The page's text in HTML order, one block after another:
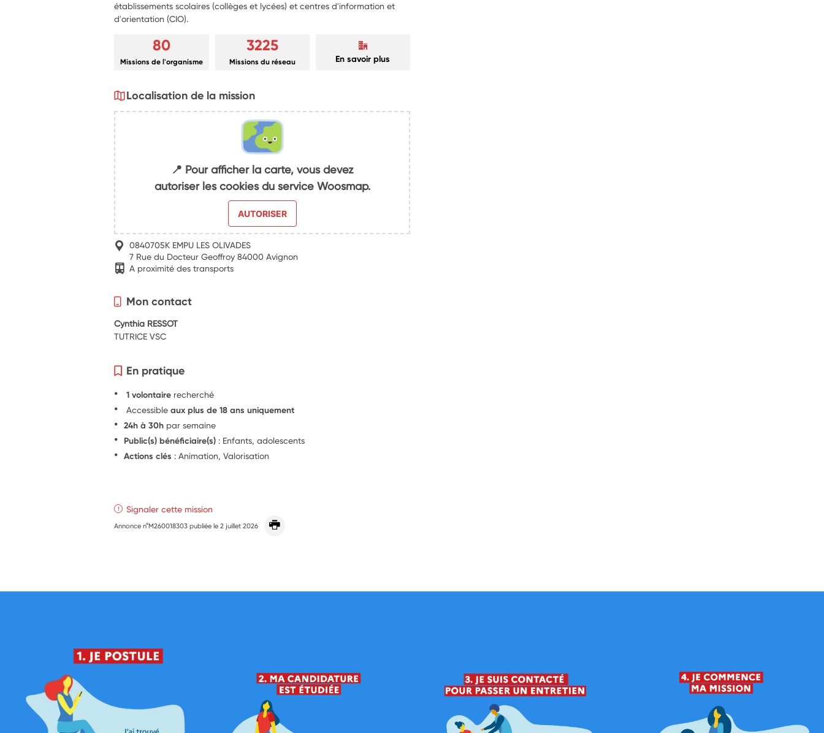
établissements scolaires (collèges et lycées) et centres d'information et
d'orientation (CIO).
80
Missions de l'organisme
3225
Missions du réseau En savoir plus
Localisation de la mission
📍 Pour afficher la carte, vous devez
autoriser les cookies du service Woosmap.
AUTORISER
0840705K EMPU LES OLIVADES
7 Rue du Docteur Geoffroy 84000 Avignon
A proximité des transports
Mon contact
Cynthia RESSOT
TUTRICE VSC
En pratique
1 volontaire recherché
Accessibleaux plus de 18 ans uniquement
24h à 30h par semaine
Public(s) bénéficiaire(s) : Enfants, adolescents
Actions clés : Animation, Valorisation
Signaler cette mission
Annonce n°M260018303 publiée le2 juillet 2026